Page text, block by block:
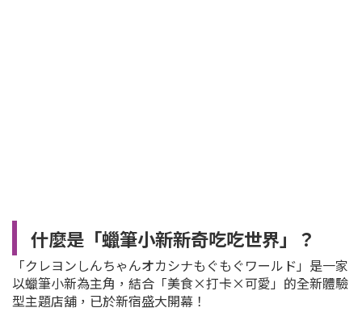
什麼是「蠟筆小新新奇吃吃世界」？
「クレヨンしんちゃんオカシナもぐもぐワールド」是一家
以蠟筆小新為主角，結合「美食×打卡×可愛」的全新體驗
型主題店舖，已於新宿盛大開幕！